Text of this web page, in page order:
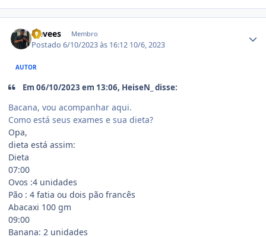
Nevees Membro
Postado6/10/2023 às 16:12 10/6, 2023
AUTOR
Em 06/10/2023 em 13:06, HeiseN_ disse:
Bacana, vou acompanhar aqui.
Como está seus exames e sua dieta?
Opa,
dieta está assim:
Dieta
07:00
Ovos :4 unidades
Pão : 4 fatia ou dois pão francês
Abacaxi 100 gm
09:00
Banana: 2 unidades